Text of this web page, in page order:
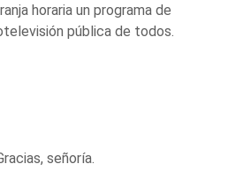
horaria un programa de
pública de todos.
señoría.